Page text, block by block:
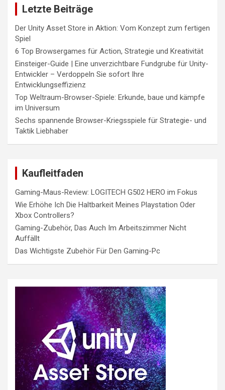
Letzte Beiträge
Der Unity Asset Store in Aktion: Vom Konzept zum fertigen
Spiel
6 Top Browsergames für Action, Strategie und Kreativität
Einsteiger-Guide | Eine unverzichtbare Fundgrube für Unity-
Entwickler – Verdoppeln Sie sofort Ihre
Entwicklungseffizienz
Top Weltraum-Browser-Spiele: Erkunde, baue und kämpfe
im Universum
Sechs spannende Browser-Kriegsspiele für Strategie- und
Taktik Liebhaber
Kaufleitfaden
Gaming-Maus-Review: LOGITECH G502 HERO im Fokus
Wie Erhöhe Ich Die Haltbarkeit Meines Playstation Oder
Xbox Controllers?
Gaming-Zubehör, Das Auch Im Arbeitszimmer Nicht
Auffällt
Das Wichtigste Zubehör Für Den Gaming-Pc